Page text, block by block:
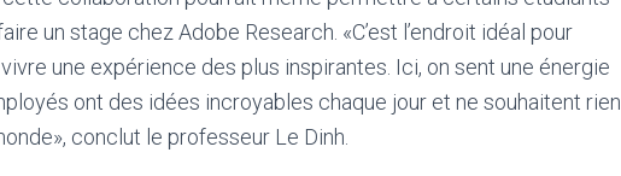
un stage chez Adobe Research. «C’est l’endroit idéal pour
une expérience des plus inspirantes. Ici, on sent une énergie
ont des idées incroyables chaque jour et ne souhaitent rien
conclut le professeur Le Dinh.